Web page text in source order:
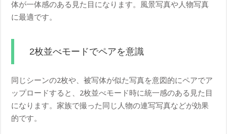
体が一体感のある見た目になります。風景写真や人物写真
に最適です。
2枚並べモードでペアを意識
同じシーンの2枚や、被写体が似た写真を意図的にペアでア
ップロードすると、2枚並べモード時に統一感のある見た目
になります。家族で撮った同じ人物の連写写真などが効果
的です。